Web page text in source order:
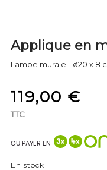
Applique en
Lampe murale - ø20 x 8
119,00 €
TTC
OU PAYER EN
En stock